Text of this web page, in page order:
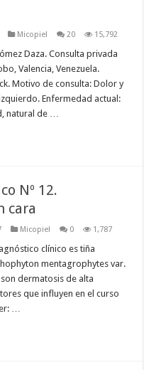
Micopiel 20 15,792
Daza. Consulta privada
Valencia, Venezuela.
Motivo de consulta: Dolor y
Enfermedad actual:
natural de …
Nº 12.
cara
Micopiel 0 1,787
clínico es tiña
mentagrophytes var.
dermatosis de alta
que influyen en el curso
…